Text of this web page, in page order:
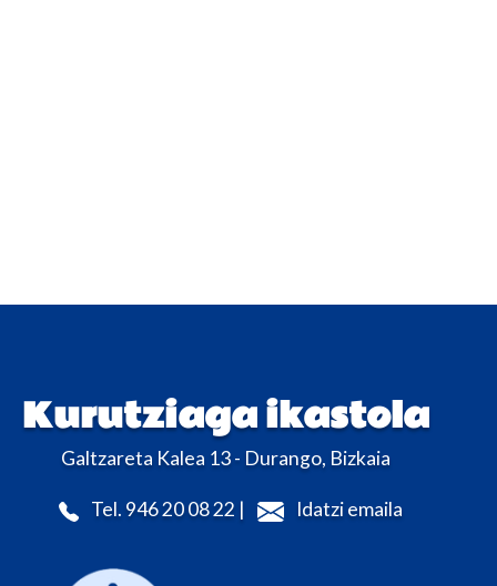
Kurutziaga ikastola
Galtzareta Kalea 13 - Durango, Bizkaia
Tel. 946 20 08 22 | Idatzi emaila